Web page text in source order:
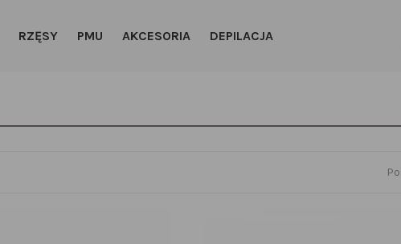
RZĘSY PMU AKCESORIA DEPILACJA